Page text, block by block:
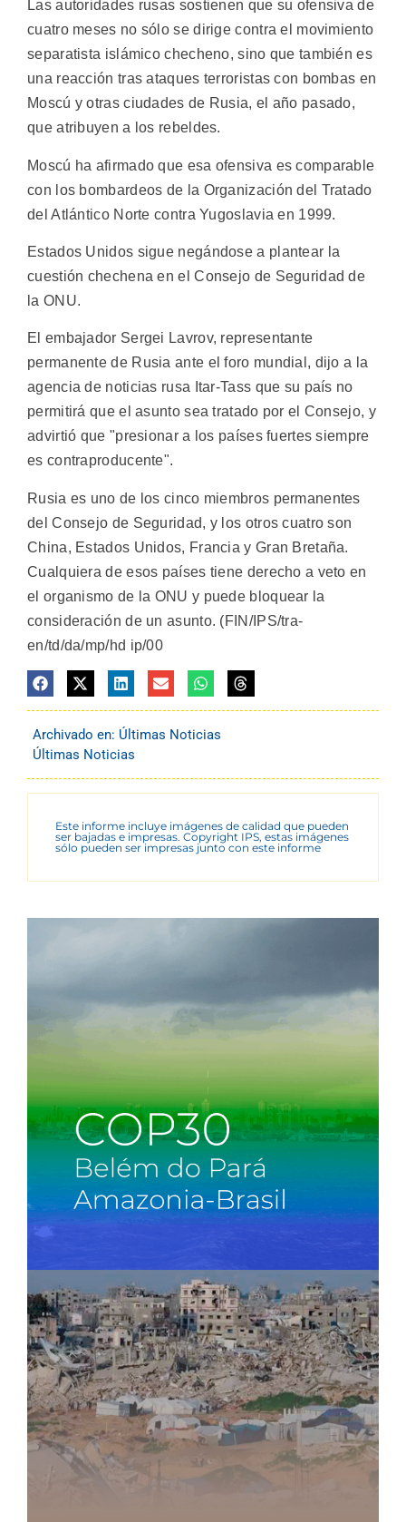
Las autoridades rusas sostienen que su ofensiva de
cuatro meses no sólo se dirige contra el movimiento
separatista islámico checheno, sino que también es
una reacción tras ataques terroristas con bombas en
Moscú y otras ciudades de Rusia, el año pasado,
que atribuyen a los rebeldes.
Moscú ha afirmado que esa ofensiva es comparable
con los bombardeos de la Organización del Tratado
del Atlántico Norte contra Yugoslavia en 1999.
Estados Unidos sigue negándose a plantear la
cuestión chechena en el Consejo de Seguridad de
la ONU.
El embajador Sergei Lavrov, representante
permanente de Rusia ante el foro mundial, dijo a la
agencia de noticias rusa Itar-Tass que su país no
permitirá que el asunto sea tratado por el Consejo, y
advirtió que "presionar a los países fuertes siempre
es contraproducente".
Rusia es uno de los cinco miembros permanentes
del Consejo de Seguridad, y los otros cuatro son
China, Estados Unidos, Francia y Gran Bretaña.
Cualquiera de esos países tiene derecho a veto en
el organismo de la ONU y puede bloquear la
consideración de un asunto. (FIN/IPS/tra-
en/td/da/mp/hd ip/00
Archivado en: Últimas Noticias
Últimas Noticias
Este informe incluye imágenes de calidad que pueden
ser bajadas e impresas. Copyright IPS, estas imágenes
sólo pueden ser impresas junto con este informe